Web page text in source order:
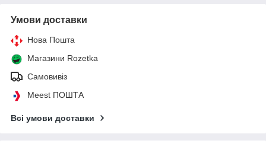
Умови доставки
Нова Пошта
Магазини Rozetka
Самовивіз
Meest ПОШТА
Всі умови доставки